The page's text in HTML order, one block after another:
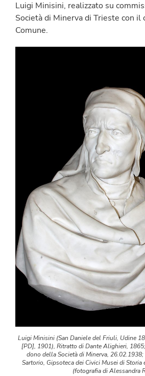
Luigi Minisini, realizzato su
Società di Minerva di Trieste con
Comune.
Luigi Minisini (San Daniele del Friuli, Udine
[PD], 1901), Ritratto di Dante Alighieri,
dono della Società di Minerva, 26.02.1938;
Sartorio, Gipsoteca dei Civici Musei di Storia
(fotografia di Alessandra